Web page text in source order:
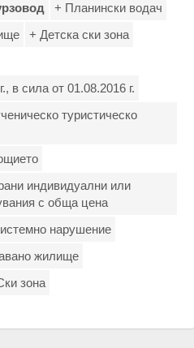
+ Планински водач
+ Детска ски зона
в сила от 01.08.2016 г.
туристическо
индивидуални или
с обща цена
нарушение
жилище
зона